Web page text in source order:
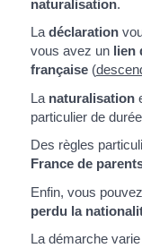
naturalisation.
La déclaration
vous avez un lien
française(
La naturalisation
particulier de
Des règles
France de
Enfin, vous pouvez
perdu la
La démarche